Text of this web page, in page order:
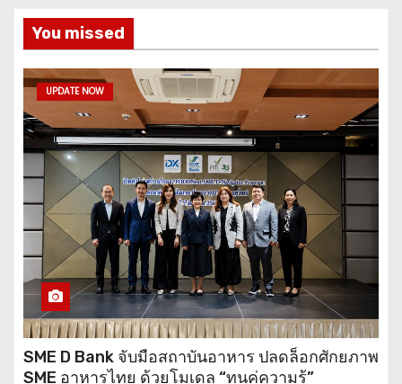
You missed
UPDATE NOW
SME D Bank จับมือสถาบันอาหาร ปลดล็อกศักยภาพ
SME อาหารไทย ด้วยโมเดล “ทุนคู่ความรู้”